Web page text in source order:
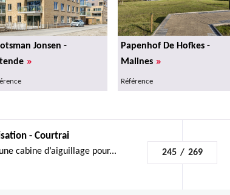
Jonsen -
»
Papenhof De Hofkes -
Malines »
Référence
- Courtrai
cabine d’aiguillage pour... 245 / 269